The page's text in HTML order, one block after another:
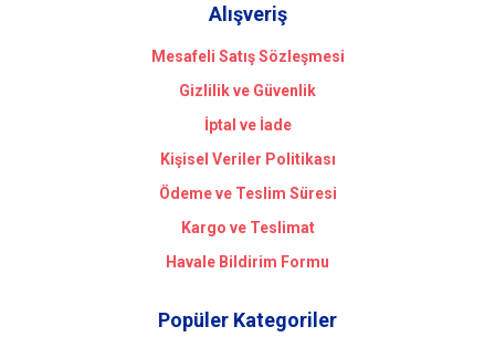
Alışveriş
Mesafeli Satış Sözleşmesi
Gizlilik ve Güvenlik
İptal ve İade
Kişisel Veriler Politikası
Ödeme ve Teslim Süresi
Kargo ve Teslimat
Havale Bildirim Formu
Popüler Kategoriler